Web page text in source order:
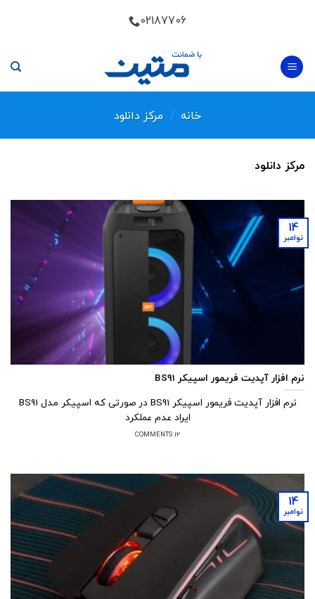
02187706
خانه / مرکز دانلود
مرکز دانلود
نرم افزار آپدیت فریمور اسپیکر BS91
نرم افزار آپدیت فریمور اسپیکر BS91 در صورتی که اسپیکر مدل BS91
ایراد عدم عملکرد
12 COMMENTS
14
نوامبر
14
نوامبر